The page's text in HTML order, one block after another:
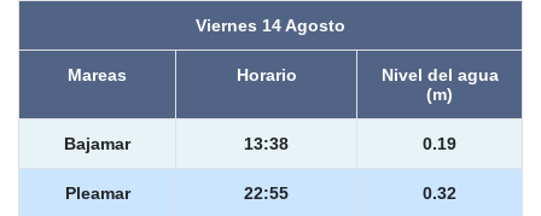
Viernes 14 Agosto
Mareas Horario
Nivel del agua
(m)
Bajamar 13:38 0.19
Pleamar 22:55 0.32